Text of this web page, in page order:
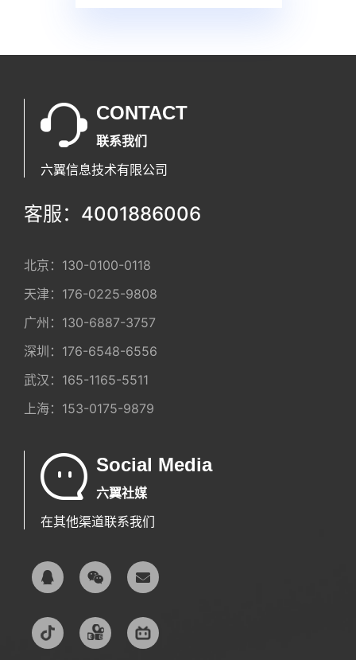
CONTACT
联系我们
六翼信息技术有限公司
客服：4001886006
北京： 130-0100-0118
天津： 176-0225-9808
广州： 130-6887-3757
深圳： 176-6548-6556
武汉： 165-1165-5511
上海： 153-0175-9879
Social Media
六翼社媒
在其他渠道联系我们